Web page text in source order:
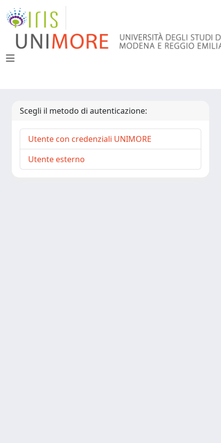
Scegli il metodo di autenticazione:
Utente con credenziali UNIMORE
Utente esterno